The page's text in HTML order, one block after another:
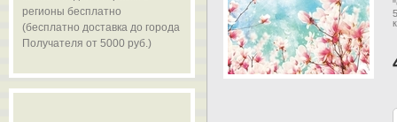
регионы бесплатно
(бесплатно доставка до города
Получателя от 5000 руб.)